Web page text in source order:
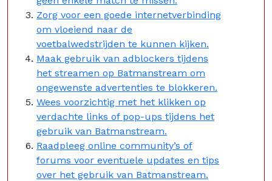
Zorg voor een goede internetverbinding
om vloeiend naar de
voetbalwedstrijden te kunnen kijken.
Maak gebruik van adblockers tijdens
het streamen op Batmanstream om
ongewenste advertenties te blokkeren.
Wees voorzichtig met het klikken op
verdachte links of pop-ups tijdens het
gebruik van Batmanstream.
Raadpleeg online community’s of
forums voor eventuele updates en tips
over het gebruik van Batmanstream.